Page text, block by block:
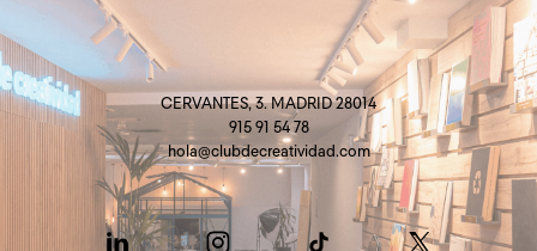
CERVANTES, 3. MADRID 28014
915 91 54 78
hola@clubdecreatividad.com